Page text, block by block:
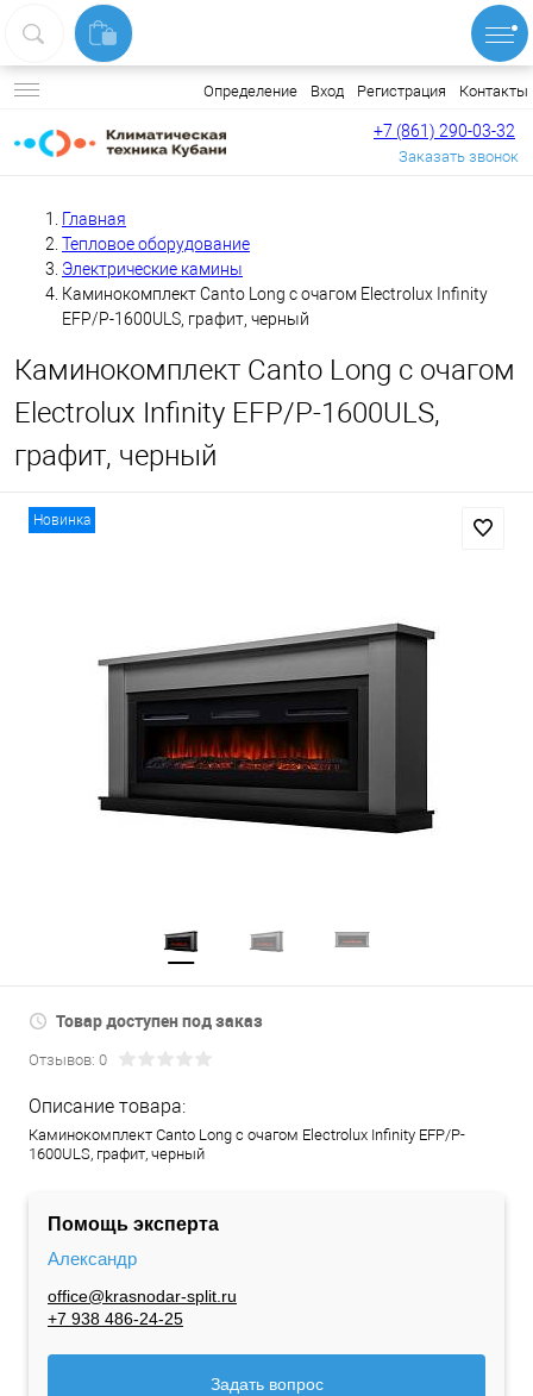
Определение Вход Регистрация Контакты
+7 (861) 290-03-32
Заказать звонок
Главная
Тепловое оборудование
Электрические камины
Каминокомплект Canto Long с очагом Electrolux Infinity
EFP/P-1600ULS, графит, черный
Каминокомплект Canto Long с очагом
Electrolux Infinity EFP/P-1600ULS,
графит, черный
Новинка
Товар доступен под заказ
Отзывов: 0
Описание товара:
Каминокомплект Canto Long с очагом Electrolux Infinity EFP/P-
1600ULS, графит, черный
Помощь эксперта
Александр
office@krasnodar-split.ru
+7 938 486-24-25
Задать вопрос